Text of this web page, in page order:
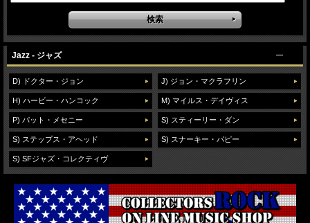
Jazz - ジャズ
D) ドクター・ジョン
H) ハービー・ハンコック
P) パット・メセニー
S) ステップス・アヘッド
S) SFジャズ・コレクティヴ
J) ジョン・マクラフリン
M) マイルス・デイヴィス
S) スティーリー・ダン
S) スナーキー・パピー